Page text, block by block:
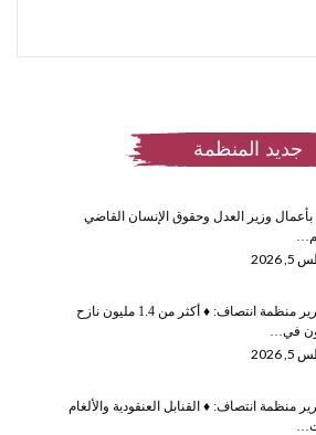
جديد المنظمة
بأعمال وزير العدل وحقوق الإنسان القاضي
منظمة انتصاف: ♦️
أكثر من 1.4 مليون نازح
في…
منظمة انتصاف: ♦️القنابل العنقودية والألغام